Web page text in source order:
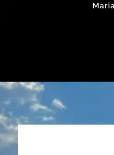
Karen